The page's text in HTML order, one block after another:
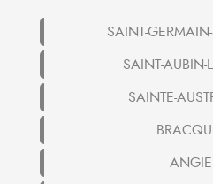
SAINT-
SAINT-AUBIN-
SAINTE-